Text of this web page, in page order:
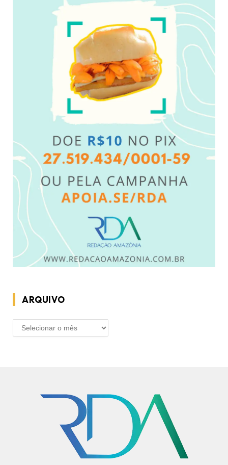
ARQUIVO
ARQUIVO